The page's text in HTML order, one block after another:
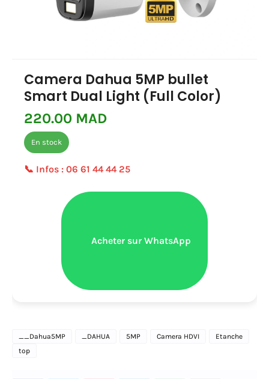
Camera Dahua 5MP bullet
Smart Dual Light (Full Color)
220.00 MAD
En stock
📞 Infos : 06 61 44 44 25
Acheter sur WhatsApp
__Dahua5MP _DAHUA 5MP Camera HDVI
Etanche
top